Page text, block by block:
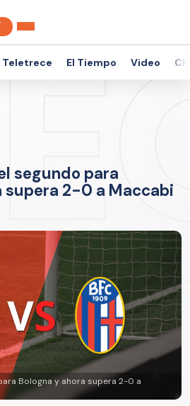
Teletrece El Tiempo Video
segundo para
supera 2-0 a Maccabi
Bologna y ahora supera 2-0 a